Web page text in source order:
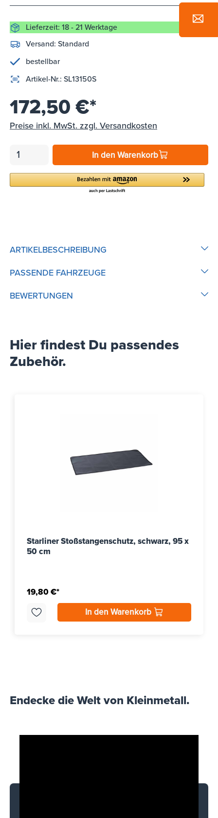
Lieferzeit: 18 - 21 Werktage
Versand: Standard
bestellbar
Artikel-Nr.: SL13150S
172,50 €*
Preise inkl. MwSt. zzgl. Versandkosten
In den Warenkorb
ARTIKELBESCHREIBUNG
PASSENDE FAHRZEUGE
BEWERTUNGEN
Hier findest Du passendes
Zubehör.
Starliner Stoßstangenschutz, schwarz, 95 x
50 cm
19,80 €*
In den Warenkorb
Endecke die Welt von Kleinmetall.